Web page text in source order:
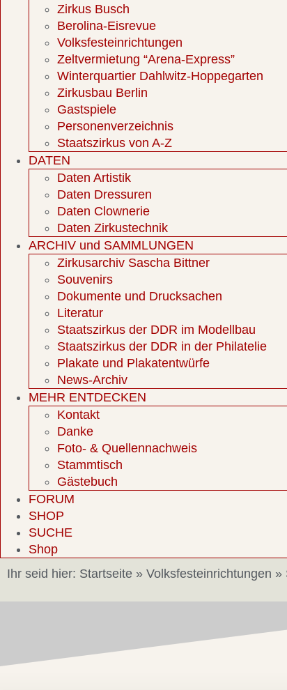
Zirkus Busch
Berolina-Eisrevue
Volksfesteinrichtungen
Zeltvermietung “Arena-Express”
Winterquartier Dahlwitz-Hoppegarten
Zirkusbau Berlin
Gastspiele
Personenverzeichnis
Staatszirkus von A-Z
DATEN
Daten Artistik
Daten Dressuren
Daten Clownerie
Daten Zirkustechnik
ARCHIV und SAMMLUNGEN
Zirkusarchiv Sascha Bittner
Souvenirs
Dokumente und Drucksachen
Literatur
Staatszirkus der DDR im Modellbau
Staatszirkus der DDR in der Philatelie
Plakate und Plakatentwürfe
News-Archiv
MEHR ENTDECKEN
Kontakt
Danke
Foto- & Quellennachweis
Stammtisch
Gästebuch
FORUM
SHOP
SUCHE
Shop
Ihr seid hier: Startseite » Volksfesteinrichtungen »